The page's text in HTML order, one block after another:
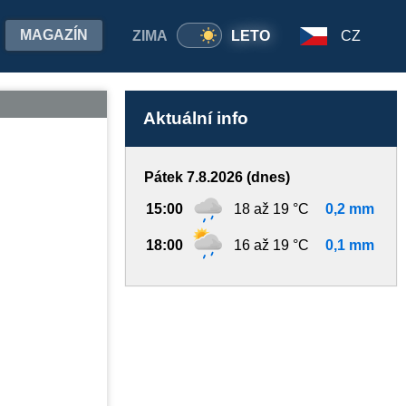
ZIMA LETO
MAGAZÍN CZ
Aktuální info
Pátek 7.8.2026 (dnes)
15:00 18 až 19 °C 0,2 mm
18:00 16 až 19 °C 0,1 mm